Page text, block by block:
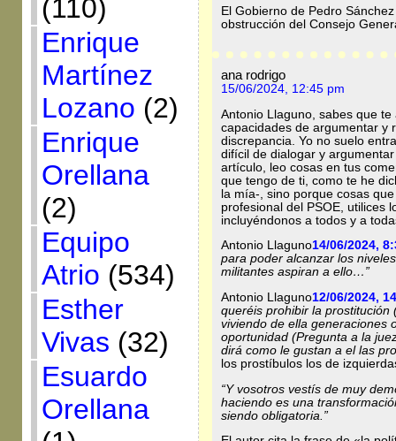
(110)
Enrique
Martínez
Lozano (2)
Enrique
Orellana
(2)
Equipo
Atrio (534)
Esther
Vivas (32)
Esuardo
Orellana
El Gobierno de Pedro
obstrucción del Consejo
ana rodrigo
15/06/2024, 12:45 pm
Antonio Llaguno, sabes que
capacidades de argumentar y
discrepancia. Yo no suelo
difícil de dialogar y
artículo, leo cosas en tus
que tengo de ti, como te he
la mía-, sino porque cosas
profesional del PSOE, utilices
incluyéndonos a todos y a
Antonio Llaguno14/06/2024,
para poder alcanzar los
militantes aspiran a ello…”
Antonio Llaguno12/06/2024,
queréis prohibir la prostitución
viviendo de ella generaciones
oportunidad (Pregunta a la
dirá como le gustan a el las
los prostíbulos los de
“Y vosotros vestís de muy
haciendo es una
siendo obligatoria.”